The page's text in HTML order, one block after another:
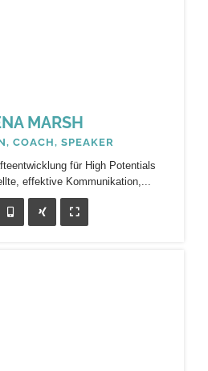
MARSH
COACH, SPEAKER
für High Potentials
effektive Kommunikation,...